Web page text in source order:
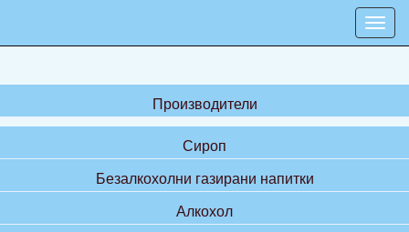
Производители
Сироп
Безалкохолни газирани напитки
Алкохол